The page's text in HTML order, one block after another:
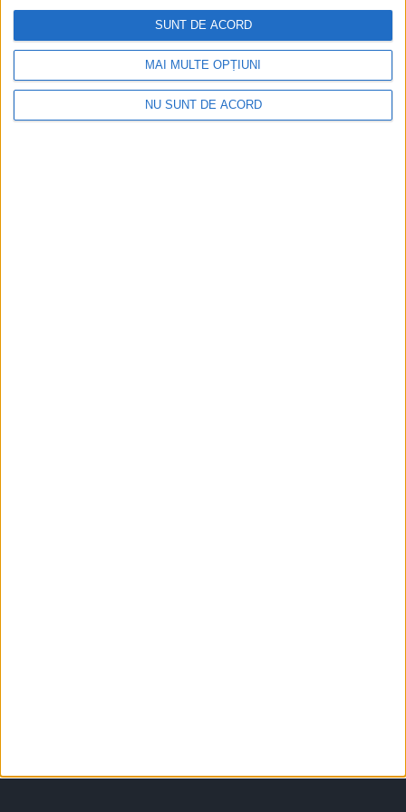
MAI MULTE OPȚIUNI
NU SUNT DE ACORD
SUNT DE ACORD